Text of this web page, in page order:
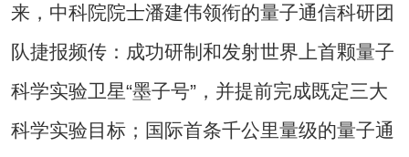
来，中科院院士潘建伟领衔的量子通信科研团
队捷报频传：成功研制和发射世界上首颗量子
科学实验卫星“墨子号”，并提前完成既定三大
科学实验目标；国际首条千公里量级的量子通